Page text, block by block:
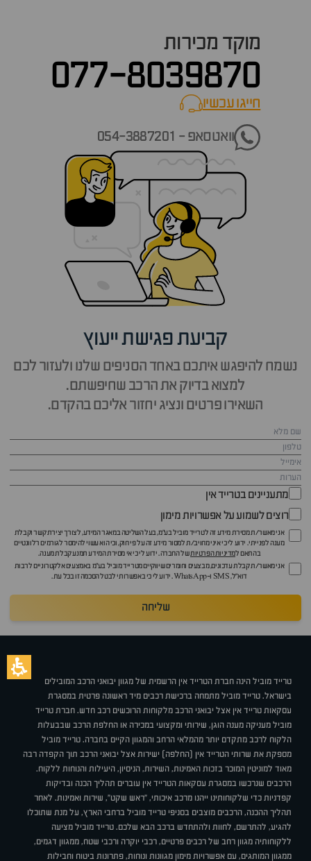
מוקד מכירות
077-8039870
חייגו עכשיוcall now
וואטסאפ - 054-3887201
קביעת פגישת ייעוץ
נשמח להיפגש איתכם באחד הסניפים שלנו ולעזור לכם
למצוא בדיוק את הרכב שחיפשתם.
השאירו פרטים ונציג יחזור אליכם בהקדם.
מתעניינים בטרייד אין
רוצים לשמוע על אפשרויות מימון
אני מאשר/ת מסירת מידע זה לטרייד מוביל בע"מ, בעל השליטה במאגר המידע, לצורך יצירת קשר וקבלת
מענה לפנייתי. ידוע לי כי איני מחויב/ת למסור מידע זה על פי חוק, וכי הוא עשוי להימסר לגורמים רלוונטיים
בהתאם למדיניות הפרטיותשל החברה. ידוע לי כי אי מסירת המידע תמנע קבלת מענה.
אני מאשר/ת קבלת עדכונים, מבצעים וחומרים שיווקיים מטרייד מוביל בע"מ באמצעים אלקטרוניים לרבות
דוא״ל, SMS ו-WhatsApp. ידוע לי כי באפשרותי לבטל הסכמה זו בכל עת.
שליחה
טרייד מוביל הינה חברת הטרייד אין הרשמית של מגוון יבואני הרכב המובילים
בישראל. טרייד מוביל מתמחה ברכישת רכבים מיד ראשונה פרטית במסגרת
עסקאות טרייד אין אצל יבואני הרכב מלקוחות הרוכשים רכב חדש. חברת טרייד
מוביל מעניקה מענה הוגן, שירותי ומקצועי במכירה או החלפת הרכב שבבעלות
הלקוח לרכב מתקדם יותר מהמלאי הרחב והמגוון הקיים בחברה. טרייד מוביל
מספקת את שרותי הטרייד אין (החלפה) ישירות אצל יבואני הרכב תוך הקפדה רבה
מאוד למוניטין המוכר בזכות האמינות, השירות, הניסיון, היעילות והנוחות ללקוח.
הרכבים שנרכשו במסגרת עסקאות הטרייד אין עוברים תהליך הכנה ובדיקות
קפדניות כדי שלקוחותינו ייהנו מרכב איכותי, "ראש שקט", שירות ואמינות. לאחר
תהליך ההכנה, הרכבים מוצבים בסניפי טרייד מוביל ברחבי הארץ, על מנת שתוכלו
להגיע, להתרשם, לחוות ולהתחדש ברכב הבא שלכם. טרייד מוביל מציעה
ללקוחותיה מגוון רחב של רכבים פרטיים, רכבי יוקרה ורכבי שטח, ממגוון דגמים,
ממגוון המותגים, עם אפשרויות מימון מגוונות ונוחות, פתרונות ביטוח וחבילות